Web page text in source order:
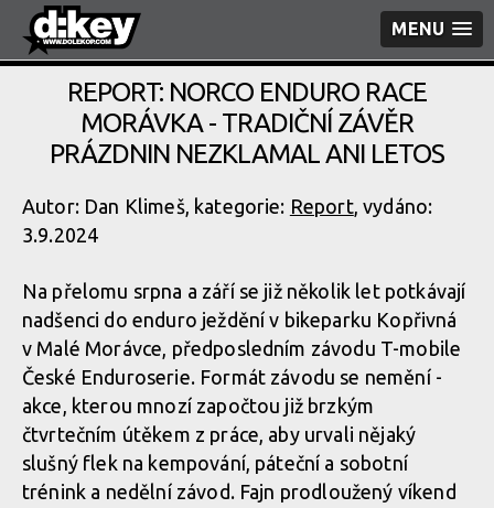
MENU
REPORT: NORCO ENDURO RACE
MORÁVKA - TRADIČNÍ ZÁVĚR
PRÁZDNIN NEZKLAMAL ANI LETOS
Autor: Dan Klimeš, kategorie: Report, vydáno:
3.9.2024
Na přelomu srpna a září se již několik let potkávají
nadšenci do enduro ježdění v bikeparku Kopřivná
v Malé Morávce, předposledním závodu T-mobile
České Enduroserie. Formát závodu se nemění -
akce, kterou mnozí započtou již brzkým
čtvrtečním útěkem z práce, aby urvali nějaký
slušný flek na kempování, páteční a sobotní
trénink a nedělní závod. Fajn prodloužený víkend